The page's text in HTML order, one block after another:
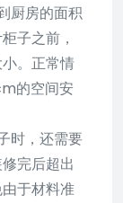
厨房的面积
子之前，
。正常情
的空间安
时，还需要
完后超出
于材料准